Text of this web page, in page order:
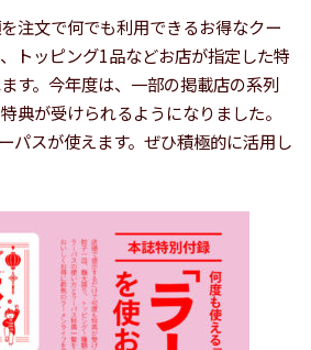
注文で何でも利用できるお得なクー
トッピング1品などお店が指定した特
す。今年度は、一部の掲載店の系列
典が受けられるようになりました。
パスが使えます。ぜひ積極的に活用し